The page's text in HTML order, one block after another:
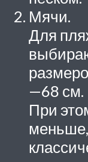
Мячи.
Для
—68 см.
При